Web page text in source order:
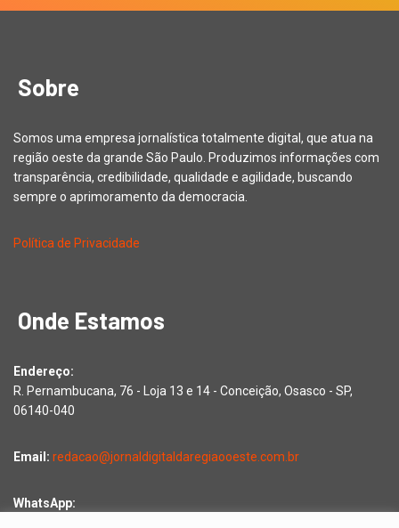
Sobre
Somos uma empresa jornalística totalmente digital, que atua na
região oeste da grande São Paulo. Produzimos informações com
transparência, credibilidade, qualidade e agilidade, buscando
sempre o aprimoramento da democracia.
Política de Privacidade
Onde Estamos
Endereço:
R. Pernambucana, 76 - Loja 13 e 14 - Conceição, Osasco - SP,
06140-040
Email: redacao@jornaldigitaldaregiaooeste.com.br
WhatsApp: